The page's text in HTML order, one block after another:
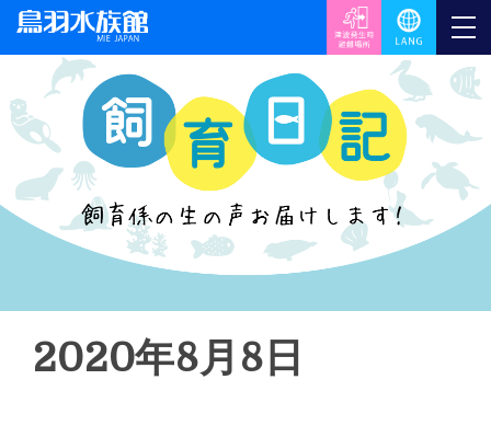
2020年8月8日